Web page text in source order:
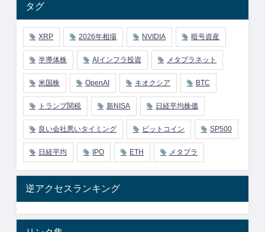
タグ
XRP 2026年相場 NVIDIA 暗号資産
半導体株 AIインフラ投資 メタプラネット
米国株 OpenAI キオクシア BTC
トランプ関税 新NISA 日経平均株価
良い会社悪いタイミング ビットコイン SP500
日経平均 IPO ETH メタプラ
逆アクセスランキング